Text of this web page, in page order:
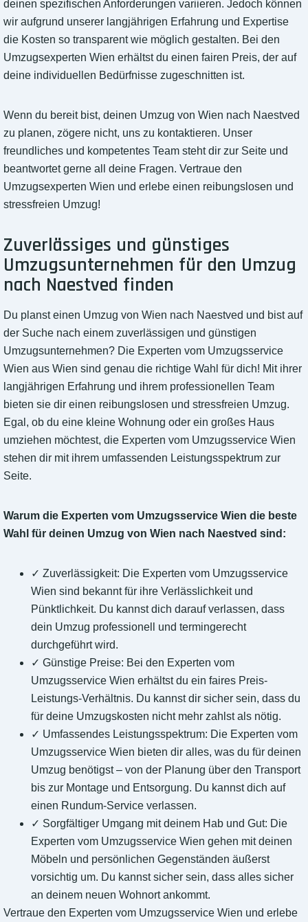
deinen spezifischen Anforderungen variieren. Jedoch können
wir aufgrund unserer langjährigen Erfahrung und Expertise
die Kosten so transparent wie möglich gestalten. Bei den
Umzugsexperten Wien erhältst du einen fairen Preis, der auf
deine individuellen Bedürfnisse zugeschnitten ist.
Wenn du bereit bist, deinen Umzug von Wien nach Naestved
zu planen, zögere nicht, uns zu kontaktieren. Unser
freundliches und kompetentes Team steht dir zur Seite und
beantwortet gerne all deine Fragen. Vertraue den
Umzugsexperten Wien und erlebe einen reibungslosen und
stressfreien Umzug!
Zuverlässiges und günstiges
Umzugsunternehmen für den Umzug
nach Naestved finden
Du planst einen Umzug von Wien nach Naestved und bist auf
der Suche nach einem zuverlässigen und günstigen
Umzugsunternehmen? Die Experten vom Umzugsservice
Wien aus Wien sind genau die richtige Wahl für dich! Mit ihrer
langjährigen Erfahrung und ihrem professionellen Team
bieten sie dir einen reibungslosen und stressfreien Umzug.
Egal, ob du eine kleine Wohnung oder ein großes Haus
umziehen möchtest, die Experten vom Umzugsservice Wien
stehen dir mit ihrem umfassenden Leistungsspektrum zur
Seite.
Warum die Experten vom Umzugsservice Wien die beste
Wahl für deinen Umzug von Wien nach Naestved sind:
✓ Zuverlässigkeit: Die Experten vom Umzugsservice
Wien sind bekannt für ihre Verlässlichkeit und
Pünktlichkeit. Du kannst dich darauf verlassen, dass
dein Umzug professionell und termingerecht
durchgeführt wird.
✓ Günstige Preise: Bei den Experten vom
Umzugsservice Wien erhältst du ein faires Preis-
Leistungs-Verhältnis. Du kannst dir sicher sein, dass du
für deine Umzugskosten nicht mehr zahlst als nötig.
✓ Umfassendes Leistungsspektrum: Die Experten vom
Umzugsservice Wien bieten dir alles, was du für deinen
Umzug benötigst – von der Planung über den Transport
bis zur Montage und Entsorgung. Du kannst dich auf
einen Rundum-Service verlassen.
✓ Sorgfältiger Umgang mit deinem Hab und Gut: Die
Experten vom Umzugsservice Wien gehen mit deinen
Möbeln und persönlichen Gegenständen äußerst
vorsichtig um. Du kannst sicher sein, dass alles sicher
an deinem neuen Wohnort ankommt.
Vertraue den Experten vom Umzugsservice Wien und erlebe